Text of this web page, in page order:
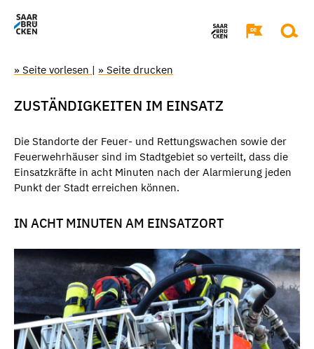
» Seite vorlesen | » Seite drucken
ZUSTÄNDIGKEITEN IM EINSATZ
Die Standorte der Feuer- und Rettungswachen sowie der
Feuerwehrhäuser sind im Stadtgebiet so verteilt, dass die
Einsatzkräfte in acht Minuten nach der Alarmierung jeden
Punkt der Stadt erreichen können.
IN ACHT MINUTEN AM EINSATZORT